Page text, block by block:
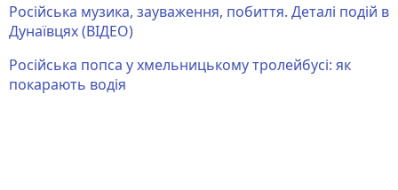
Російська музика, зауваження, побиття. Деталі подій в
Дунаївцях (ВІДЕО)
Російська попса у хмельницькому тролейбусі: як
покарають водія